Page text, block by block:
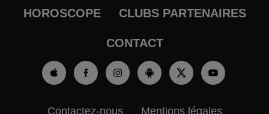
HOROSCOPE CLUBS PARTENAIRES
CONTACT
Contactez-nous Mentions légales